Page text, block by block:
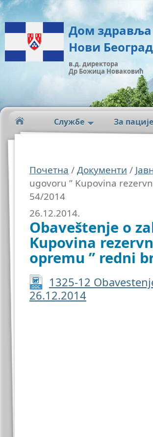
Дом здравља
Нови Београд
в.д. директора
Др Божица Новаковић
Службе За
Почетна /Документи /
ugovoru ” Kupovina
54/2014
26.12.2014.
Obaveštenje o
Kupovina
opremu ” redni
1325-12
26.12.2014